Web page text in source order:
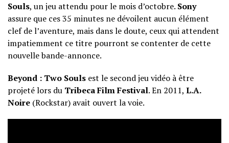
Souls, un jeu attendu pour le mois d’octobre. Sony
assure que ces 35 minutes ne dévoilent aucun élément
clef de l’aventure, mais dans le doute, ceux qui attendent
impatiemment ce titre pourront se contenter de cette
nouvelle bande-annonce.
Beyond : Two Souls est le second jeu vidéo à être
projeté lors du Tribeca Film Festival. En 2011, L.A.
Noire (Rockstar) avait ouvert la voie.